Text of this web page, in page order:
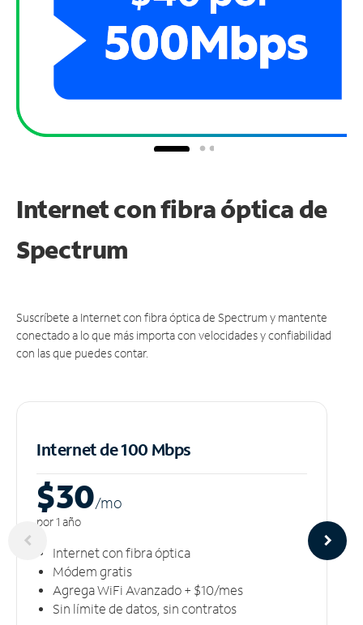
Internet con fibra óptica de
Spectrum
Suscríbete a Internet con fibra óptica de Spectrum y mantente
conectado a lo que más importa con velocidades y confiabilidad
con las que puedes contar.
Internet de 100 Mbps
$30/mo
por 1 año
Internet con fibra óptica
Módem gratis
Agrega WiFi Avanzado + $10/mes
Sin límite de datos, sin contratos